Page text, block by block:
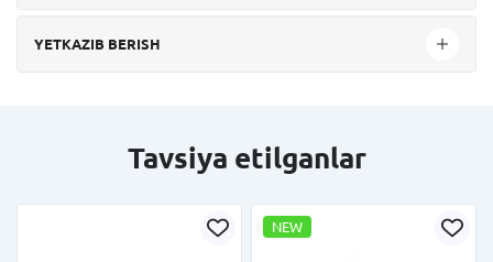
YETKAZIB BERISH
Tavsiya etilganlar
NEW